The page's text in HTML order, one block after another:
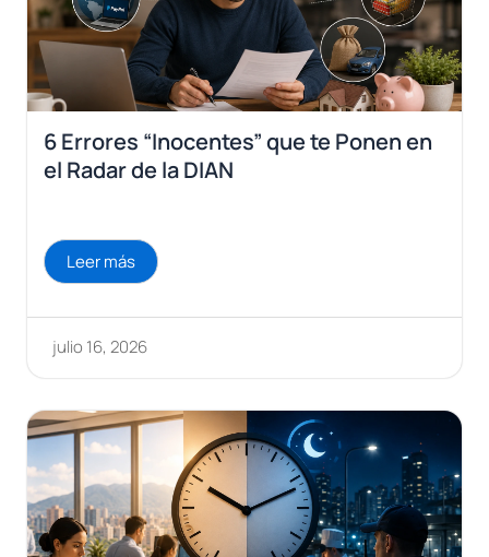
6 Errores “Inocentes” que te Ponen en
el Radar de la DIAN
julio 16, 2026
Leer más